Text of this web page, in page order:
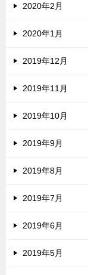
2020年2月
2020年1月
2019年12月
2019年11月
2019年10月
2019年9月
2019年8月
2019年7月
2019年6月
2019年5月